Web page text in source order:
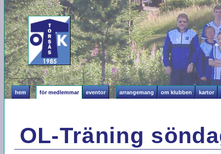
hem för medlemmar eventor arrangemang om klubben kartor
OL-Träning